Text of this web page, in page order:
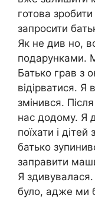
готова
запросити
Як не див но,
подарунками.
Батько грав з
відірватися.
змінився.
нас додому. Я
поїхати і
батько
заправити
Я
було, адже ми